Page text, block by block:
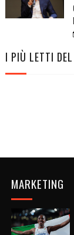
I PIÙ LETTI
MARKETING